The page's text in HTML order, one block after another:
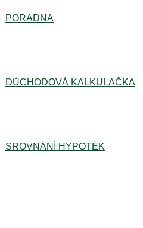
PORADNA
DŮCHODOVÁ KALKULAČKA
SROVNÁNÍ HYPOTÉK